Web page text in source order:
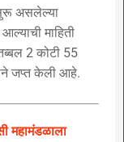
सुरू असलेल्या
माहिती
2 कोटी 55
जप्त केली आहे.
महामंडळाला